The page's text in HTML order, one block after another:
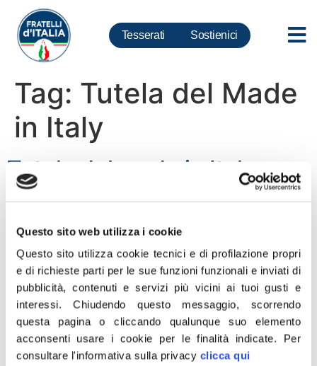
Questo sito web utilizza i cookie
Questo sito utilizza cookie tecnici e di profilazione propri
e di richieste parti per le sue funzioni funzionali e inviati di
pubblicità, contenuti e servizi più vicini ai tuoi gusti e
interessi.Chiudendo questo messaggio, scorrendo
questa pagina o cliccando qualunque suo elemento
acconsenti usare i cookie per le finalità indicate. Per
consultare l'informativa sulla privacy clicca qui
Tesserati Sostienici
Tag: Tutela del Made
in Italy
Tutela del made in Italy:
Governo Meloni al lavoro
per garantire legalità
“I dati del primo report delle attività della Cabina di
Regia interforze sui controlli agroalimentari dimostrano
il cambio di passo del Governo Meloni che, in stretto
contatto con le forze dell’ordine, lavora per garantire la
legalità. Grazie all’aumento delle ispezioni e alla loro
evidente efficacia, non c’è spazio per chi vuole operare
fuori dalle regole. […]